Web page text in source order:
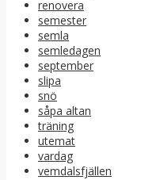
renovera
semester
semla
semledagen
september
slipa
snö
såpa altan
träning
utemat
vardag
vemdalsfjällen